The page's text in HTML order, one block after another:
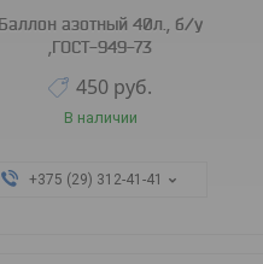
азотный 40л., б/у
,ГОСТ-949-73
450 руб.
В наличии
+375 (29) 312-41-41